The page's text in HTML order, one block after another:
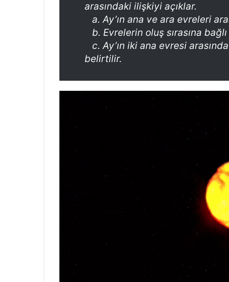
arasındaki ilişkiyi açıklar.
a. Ay’ın ana ve ara evreleri
b. Evrelerin oluş sırasına
c. Ay’ın iki ana evresi
belirtilir.